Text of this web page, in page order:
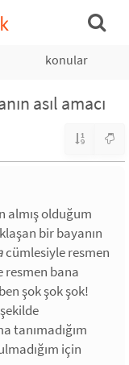
konular
asıl amacı
almış olduğum
bir bayanın
cümlesiyle resmen
resmen bana
şok şok şok!
tanımadığım
için